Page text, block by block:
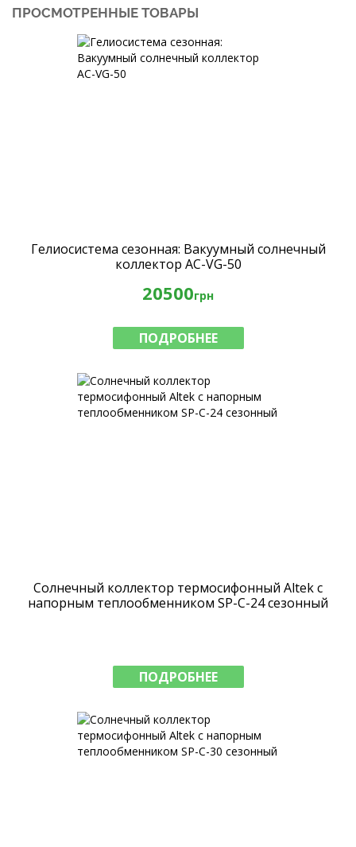
ПРОСМОТРЕННЫЕ ТОВАРЫ
Гелиосистема сезонная: Вакуумный солнечный
коллектор AC-VG-50
20500грн
ПОДРОБНЕЕ
Солнечный коллектор термосифонный Altek с
напорным теплообменником SP-C-24 сезонный
ПОДРОБНЕЕ